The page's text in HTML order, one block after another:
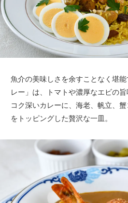
魚介の美味しさを余すことなく堪
レー」は、トマトや濃厚なエビの
コク深いカレーに、海老、帆立、
をトッピングした贅沢な一皿。